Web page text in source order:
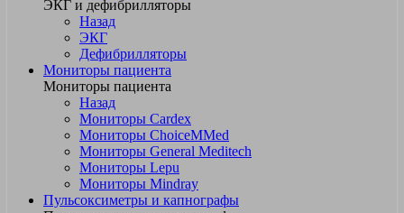
ЭКГ и дефибрилляторы
Назад
ЭКГ
Дефибрилляторы
Мониторы пациента
Мониторы пациента
Назад
Мониторы Cardex
Мониторы ChoiceMMed
Мониторы General Meditech
Мониторы Lepu
Мониторы Mindray
Пульсоксиметры и капнографы